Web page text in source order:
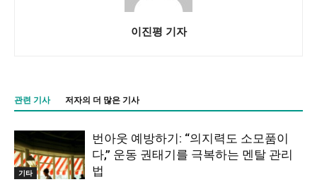
이진평 기자
관련 기사 저자의 더 많은 기사
기타
번아웃 예방하기: “의지력도 소모품이
다,” 운동 권태기를 극복하는 멘탈 관리
법